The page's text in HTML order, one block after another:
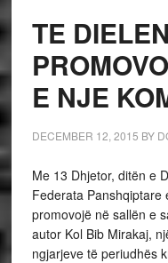
TE
E NJE
DECEMBER 12, 2015 BY
Me 13 Dhjetor, ditën e
Federata Panshqiptare
promovojë në sallën e
autor Kol Bib Mirakaj,
ngjarjeve të periudhës